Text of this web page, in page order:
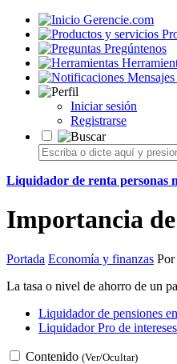
Gerencie.com
Pregúntenos
Iniciar sesión
Registrarse
Liquidador de renta personas
Importancia
Portada Economía y finanzas Por
La tasa o nivel de ahorro de un
Liquidador de pensiones
Liquidador Pro de
Contenido (Ver/Ocultar)